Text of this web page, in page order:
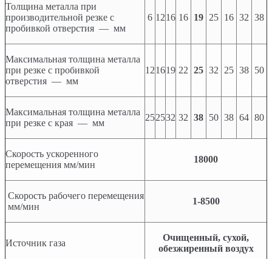
Толщина металла при
производительной резке с
пробивкой отверстия — мм
6 1216 16 19 25 16 32 38
Максимальная толщина металла
при резке с пробивкой
отверстия — мм
121619 22 25 32 25 38 50
Максимальная толщина металла
при резке с края — мм
252532 32 38 50 38 64 80
Скорость ускоренного
перемещения мм/мин
18000
Скорость рабочего перемещения
мм/мин
1-8500
Источник газа
Очищенный, сухой,
обезжиренный воздух